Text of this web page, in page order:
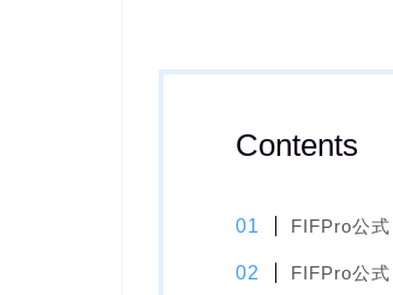
Contents
FIFPro公
FIFPro公